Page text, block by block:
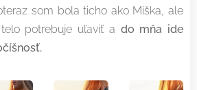
som bola ticho ako Miška, ale
potrebuje uľaviť a do mňa ide